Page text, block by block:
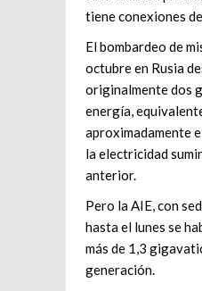
tiene conexiones
El bombardeo de
octubre en Rusia
originalmente dos
energía,
aproximadamente
la electricidad
anterior.
Pero la AIE, con
hasta el lunes se
más de 1,3
generación.